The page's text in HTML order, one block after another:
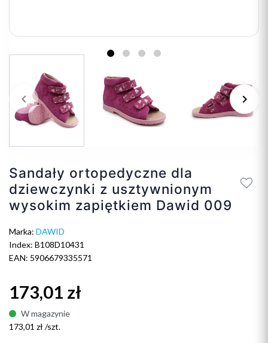
Poprzedni
keyboard_arrow_left keyboard_arrow_right
Sandały ortopedyczne dla
dziewczynki z usztywnionym
wysokim zapiętkiem Dawid 009
Marka: DAWID
Index: B108D10431
EAN: 5906679335571
173,01 zł
W magazynie
173,01 zł /szt.